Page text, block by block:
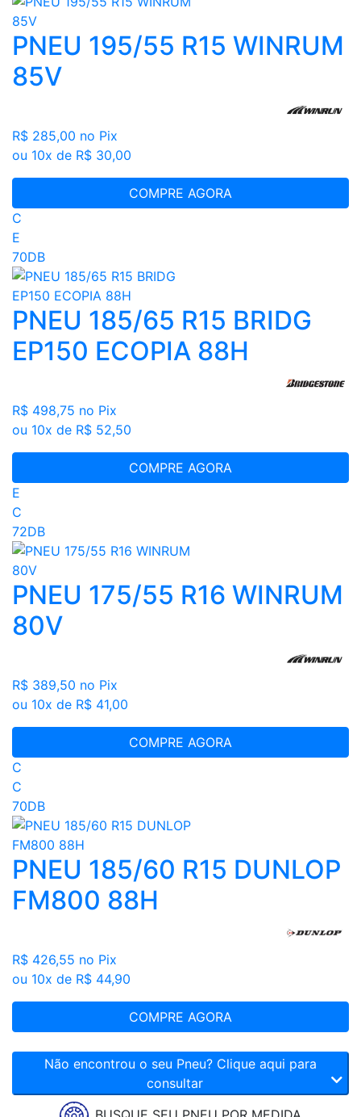
PNEU 195/55 R15 WINRUM
85V
R$ 285,00 no Pix
ou 10x de R$ 30,00
COMPRE AGORA
C
E
70DB
PNEU 185/65 R15 BRIDG
EP150 ECOPIA 88H
R$ 498,75 no Pix
ou 10x de R$ 52,50
COMPRE AGORA
E
C
72DB
PNEU 175/55 R16 WINRUM
80V
R$ 389,50 no Pix
ou 10x de R$ 41,00
COMPRE AGORA
C
C
70DB
PNEU 185/60 R15 DUNLOP
FM800 88H
R$ 426,55 no Pix
ou 10x de R$ 44,90
COMPRE AGORA
Não encontrou o seu Pneu? Clique aqui para
consultar